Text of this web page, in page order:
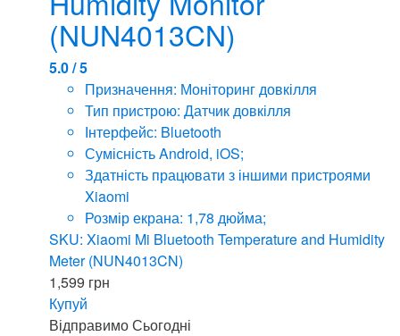
(NUN4013CN)
5.0 / 5
Призначення: Моніторинг довкілля
Тип пристрою: Датчик довкілля
Інтерфейс: Bluetooth
Сумісність Android, iOS;
Здатність працювати з іншими пристроями
Xiaomi
Розмір екрана: 1,78 дюйма;
SKU: Xiaomi Mi Bluetooth Temperature and Humidity
Meter (NUN4013CN)
1,599 грн
Купуй
ВідправимоСьогодні